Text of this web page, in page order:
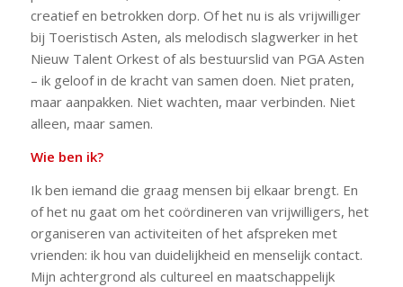
creatief en betrokken dorp. Of het nu is als vrijwilliger
bij Toeristisch Asten, als melodisch slagwerker in het
Nieuw Talent Orkest of als bestuurslid van PGA Asten
– ik geloof in de kracht van samen doen. Niet praten,
maar aanpakken. Niet wachten, maar verbinden. Niet
alleen, maar samen.
Wie ben ik?
Ik ben iemand die graag mensen bij elkaar brengt. En
of het nu gaat om het coördineren van vrijwilligers, het
organiseren van activiteiten of het afspreken met
vrienden: ik hou van duidelijkheid en menselijk contact.
Mijn achtergrond als cultureel en maatschappelijk